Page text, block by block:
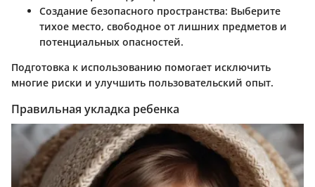
Создание безопасного пространства: Выберите
тихое место, свободное от лишних предметов и
потенциальных опасностей.
Подготовка к использованию помогает исключить
многие риски и улучшить пользовательский опыт.
Правильная укладка ребенка